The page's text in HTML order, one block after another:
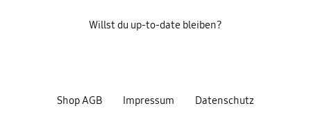
Shop AGB Impressum Datenschutz
Willst du up-to-date bleiben?